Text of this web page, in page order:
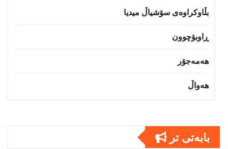
بڵاوکراوەی سۆشیاڵ میدیا
ڕاوبۆچوون
هەمەجۆر
هەواڵ
بابەتى تر